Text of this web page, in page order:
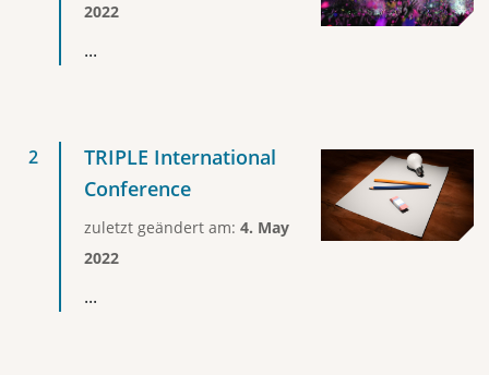
2022
...
TRIPLE International
Conference
zuletzt geändert am: 4. May
2022
...